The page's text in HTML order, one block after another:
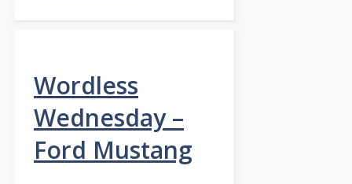
Wordless
Wednesday –
Ford Mustang